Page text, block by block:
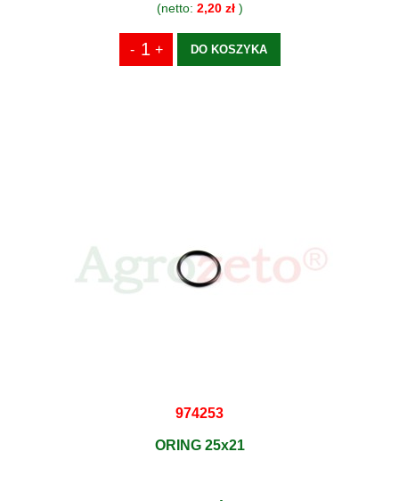
(netto: 2,20 zł)
DO KOSZYKA
974253
ORING 25x21